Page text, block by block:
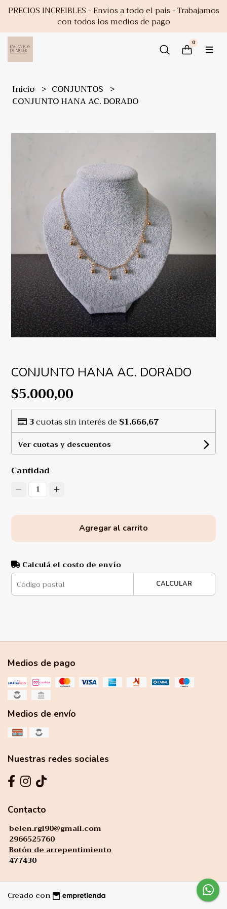
PRECIOS INCREIBLES - Envios a todo el pais - Trabajamos
con todos los medios de pago
0
Inicio
CONJUNTOS
CONJUNTO HANA AC. DORADO
CONJUNTO HANA AC. DORADO
$5.000,00
3cuotas sin interés de $1.666,67
Ver cuotas y descuentos
Cantidad
1
Agregar al carrito
Calculá el costo de envío
CALCULAR
Medios de pago
Medios de envío
Nuestras redes sociales
Contacto
belen.rgl90@gmail.com
2966525760
Botón de arrepentimiento
477430
Creado con